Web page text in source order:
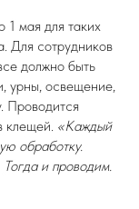
1 мая для таких
Для сотрудников
должно быть
урны, освещение,
Проводится
клещей. «Каждый
обработку.
и проводим.